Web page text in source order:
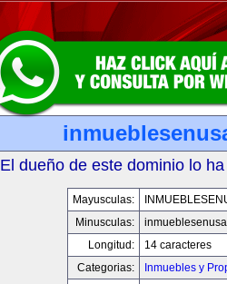
El dueño de este dominio lo
Mayusculas:
Minusculas:
Longitud:
14 caracteres
Categorias:
Inmuebles y